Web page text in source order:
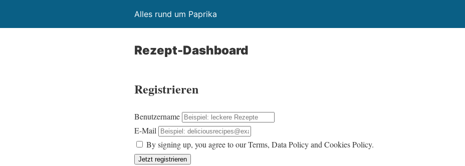
Alles rund um Paprika
Rezept-Dashboard
Registrieren
Benutzername
E-Mail
By signing up, you agree to our Terms, Data Policy and Cookies Policy.